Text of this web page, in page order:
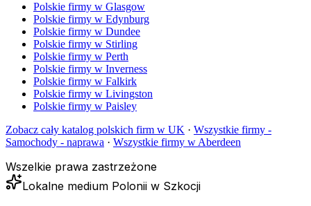
Polskie firmy w Glasgow
Polskie firmy w Edynburg
Polskie firmy w Dundee
Polskie firmy w Stirling
Polskie firmy w Perth
Polskie firmy w Inverness
Polskie firmy w Falkirk
Polskie firmy w Livingston
Polskie firmy w Paisley
Zobacz cały katalog polskich firm w UK · Wszystkie firmy -
Samochody - naprawa · Wszystkie firmy w Aberdeen
Wszelkie prawa zastrzeżone
Lokalne medium Polonii w Szkocji